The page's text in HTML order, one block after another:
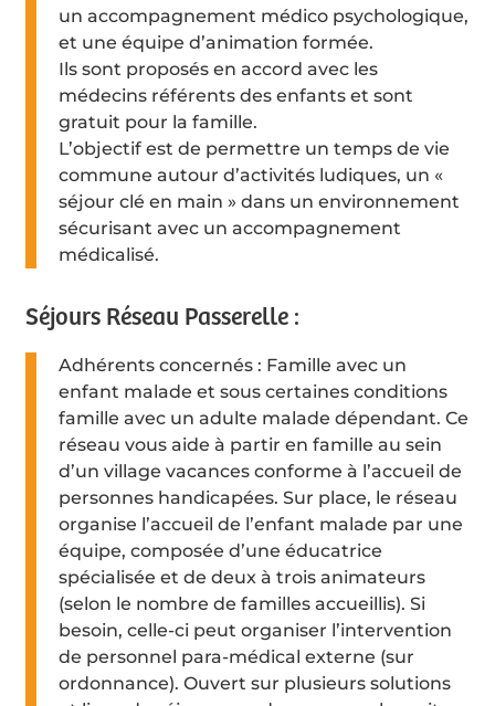
un accompagnement médico psychologique,
et une équipe d’animation formée.
Ils sont proposés en accord avec les
médecins référents des enfants et sont
gratuit pour la famille.
L’objectif est de permettre un temps de vie
commune autour d’activités ludiques, un «
séjour clé en main » dans un environnement
sécurisant avec un accompagnement
médicalisé.
Séjours Réseau Passerelle :
Adhérents concernés : Famille avec un
enfant malade et sous certaines conditions
famille avec un adulte malade dépendant. Ce
réseau vous aide à partir en famille au sein
d’un village vacances conforme à l’accueil de
personnes handicapées. Sur place, le réseau
organise l’accueil de l’enfant malade par une
équipe, composée d’une éducatrice
spécialisée et de deux à trois animateurs
(selon le nombre de familles accueillis). Si
besoin, celle-ci peut organiser l’intervention
de personnel para-médical externe (sur
ordonnance). Ouvert sur plusieurs solutions